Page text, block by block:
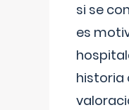
si se
es
historia